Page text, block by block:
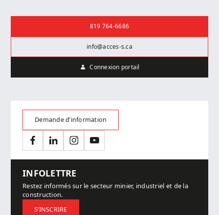
819 764-6686
info@acces-s.ca
Connexion portail
Demande d’information
FacebookLinkedInInstagramYouTube
INFOLETTRE
Restez informés sur le secteur minier, industriel et de la
construction.
S’INSCRIRE